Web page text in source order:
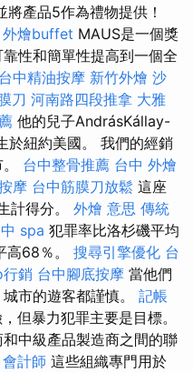
產品5作為禮物提供！
外燴buffet MAUS是一個獎
性和簡單性提高到一個全
台中精油按摩 新竹外燴 沙
刀 河南路四段推拿 大雅
他的兒子AndrásKállay-
於紐約美國。 我們的經銷
台中整骨推薦 台中 外燴
摩 台中筋膜刀放鬆 這座
計得分。 外燴 意思 傳統
spa 犯罪率比洛杉磯平均
高68％。 搜尋引擎優化 台
行銷 台中腳底按摩 當他們
市的遊客都謹慎。 記帳
但暴力犯罪主要是目標。
中級產品製造商之間的聯
計師 這些組織專門用於